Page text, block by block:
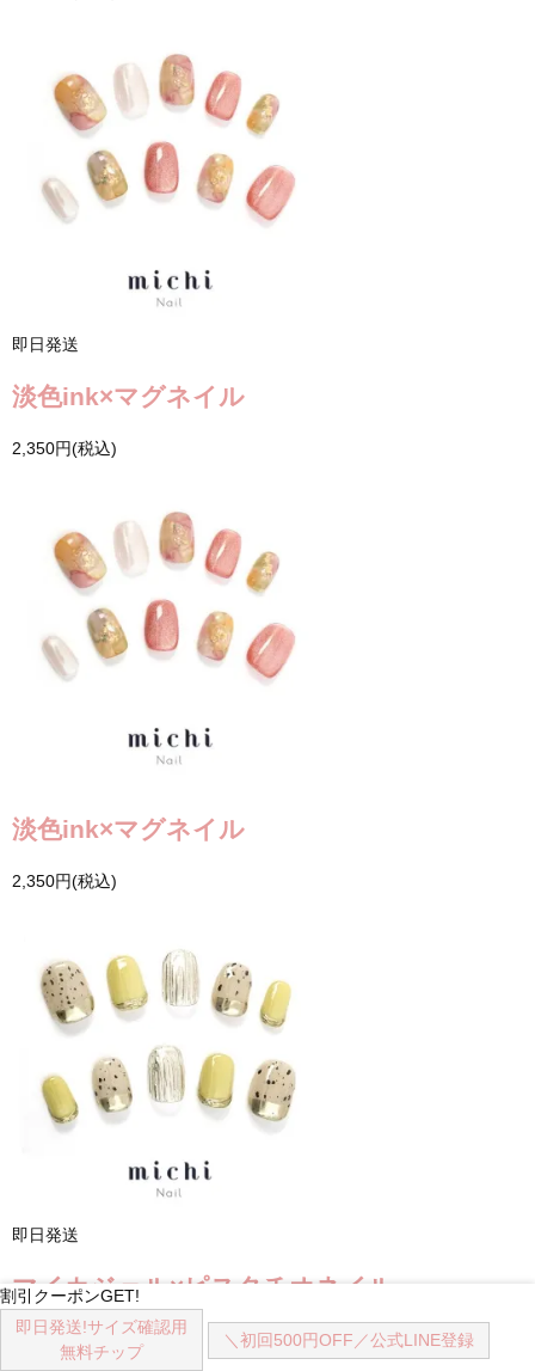
即日発送
淡色ink×マグネイル
2,350円(税込)
淡色ink×マグネイル
2,350円(税込)
即日発送
マイカジェル×ピスタチオネイル
2,350円(税込)
割引クーポンGET!
即日発送!サイズ確認用
無料チップ
＼初回500円OFF／公式LINE登録